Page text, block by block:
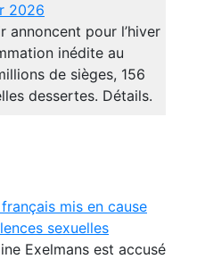
2026
annoncent pour l’hiver
inédite au
de sièges, 156
dessertes. Détails.
mis en cause
sexuelles
Exelmans est accusé